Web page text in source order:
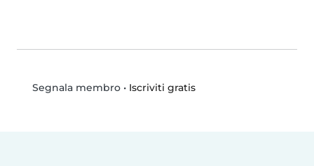
Segnala membro• Iscriviti gratis